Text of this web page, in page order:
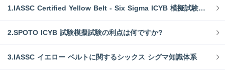
1.IASSC Certified Yellow Belt - Six Sigma ICYB 模擬試験と試験問題とは何ですか?
2.SPOTO ICYB 試験模擬試験の利点は何ですか?
3.IASSC イエロー ベルトに関するシックス シグマ知識体系